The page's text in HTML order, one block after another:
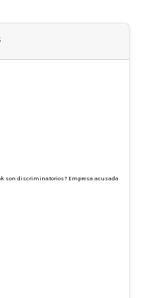
son discriminatorios? Empresa acusada de